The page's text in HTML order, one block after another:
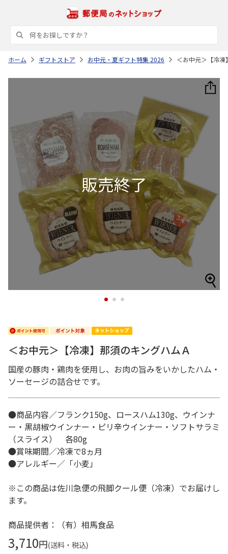
ホーム ギフトストア お中元・夏ギフト特集 2026 ＜お中元＞【冷
1 2 3
＜お中元＞【冷凍】那須のキングハムＡ
国産の豚肉・鶏肉を使用し、お肉の旨みをいかしたハム・
ソーセージの詰合せです。
●商品内容／フランク150g、ロースハム130g、ウインナ
ー・黒胡椒ウインナー・ピリ辛ウインナー・ソフトサラミ
（スライス） 各80g
●賞味期間／冷凍で8ヵ月
●アレルギー／「小麦」
※この商品は佐川急便の飛脚クール便（冷凍）でお届けし
ます。
商品提供者：（有）相馬食品
3,710円(送料・税込)